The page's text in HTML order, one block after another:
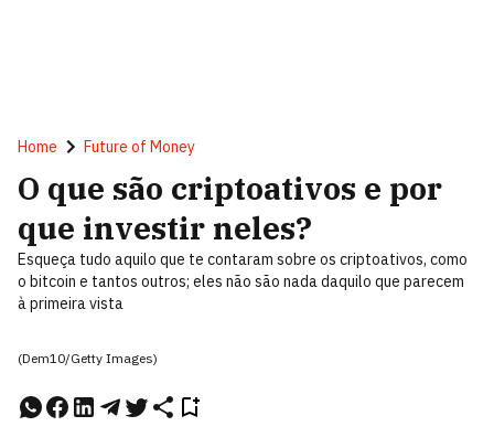
Home Future of Money
O que são criptoativos e por
que investir neles?
Esqueça tudo aquilo que te contaram sobre os criptoativos, como
o bitcoin e tantos outros; eles não são nada daquilo que parecem
à primeira vista
(Dem10/Getty Images)